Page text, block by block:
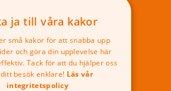
barnvakt
010-178 79 00
ja till våra kakor
små kakor för att snabba upp
och göra din upplevelse här
Tack för att du hjälper oss
besök enklare! Läs vår
integritetspolicy